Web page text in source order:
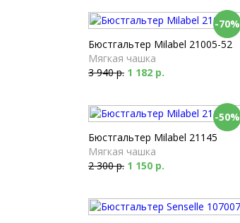
-70%
Бюстгальтер Milabel 21005-52
Мягкая чашка
3 940 р. 1 182 р.
-50%
Бюстгальтер Milabel 21145
Мягкая чашка
2 300 р. 1 150 р.